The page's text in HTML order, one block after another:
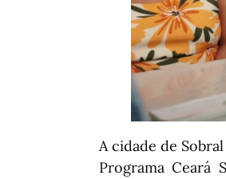
A cidade de
Programa Ceará